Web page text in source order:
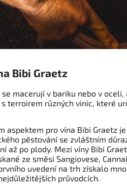
Bibi Graetz
macerují v bariku nebo v
s terroirem různých vinic, které
aspektem pro vína Bibi Graetz
pěstování se zvláštním
až po plody. Mezi víny Bibi
ze směsi Sangiovese,
uvedení na trh získalo
průvodcích.